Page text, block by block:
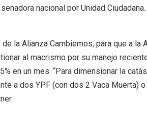
nacional por Unidad
la Alianza Cambiemos, para que a la
al macrismo por su manejo
en un mes. “Para dimensionar la
a dos YPF (con dos 2 Vaca Muerta)